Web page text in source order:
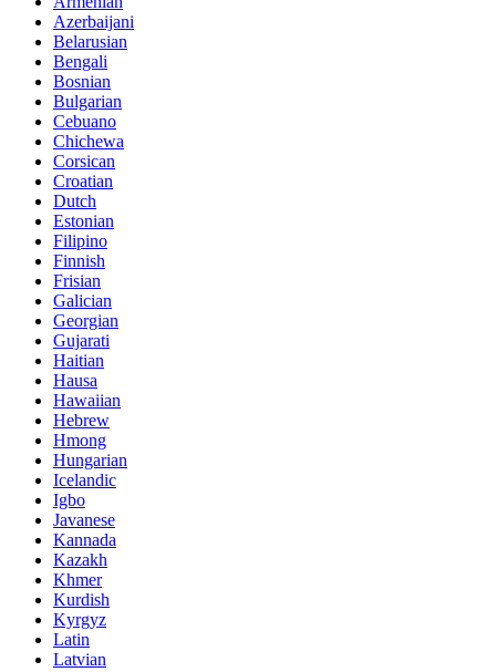
Azerbaijani
Belarusian
Bengali
Bosnian
Bulgarian
Cebuano
Chichewa
Corsican
Croatian
Dutch
Estonian
Filipino
Finnish
Frisian
Galician
Georgian
Gujarati
Haitian
Hausa
Hawaiian
Hebrew
Hmong
Hungarian
Icelandic
Igbo
Javanese
Kannada
Kazakh
Khmer
Kurdish
Kyrgyz
Latin
Latvian